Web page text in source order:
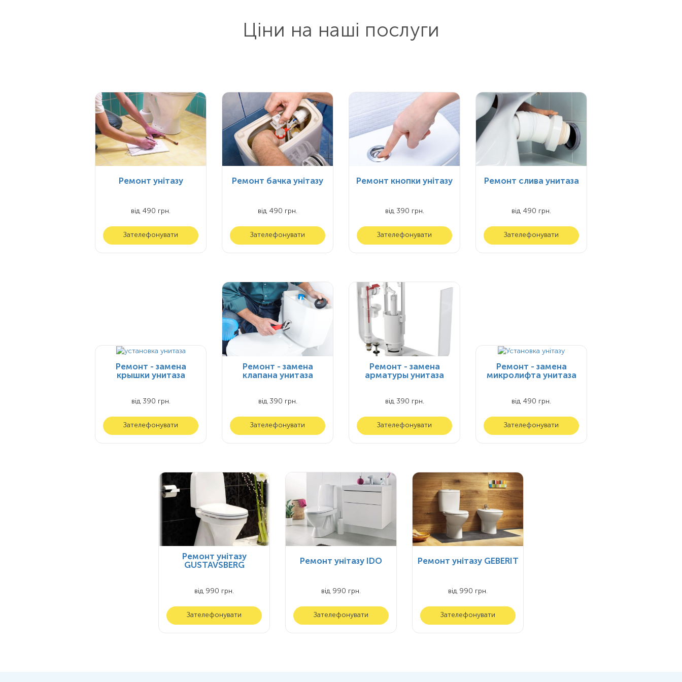
Ціни на наші послуги
Ремонт унітазу
від 490 грн.
Зателефонувати
Ремонт бачка унітазу
від 490 грн.
Зателефонувати
Ремонт кнопки унітазу
від 390 грн.
Зателефонувати
Ремонт слива унитаза
від 490 грн.
Зателефонувати
Ремонт - замена
крышки унитаза
від 390 грн.
Зателефонувати
Ремонт - замена
клапана унитаза
від 390 грн.
Зателефонувати
Ремонт - замена
арматуры унитаза
від 390 грн.
Зателефонувати
Ремонт - замена
микролифта унитаза
від 490 грн.
Зателефонувати
Ремонт унітазу
GUSTAVSBERG
від 990 грн.
Зателефонувати
Ремонт унітазу IDO
від 990 грн.
Зателефонувати
Ремонт унітазу GEBERIT
від 990 грн.
Зателефонувати